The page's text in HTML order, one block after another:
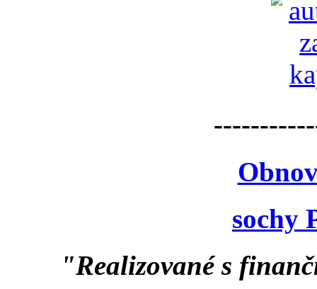
sochy
"Realizované s